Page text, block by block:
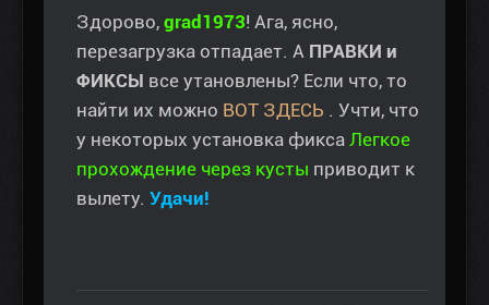
Здорово, grad1973! Ага, ясно,
перезагрузка отпадает. А ПРАВКИ и
ФИКСЫ все утановлены? Если что, то
найти их можно ВОТ ЗДЕСЬ . Учти, что
у некоторых установка фикса Легкое
прохождение через кусты приводит к
вылету. Удачи!